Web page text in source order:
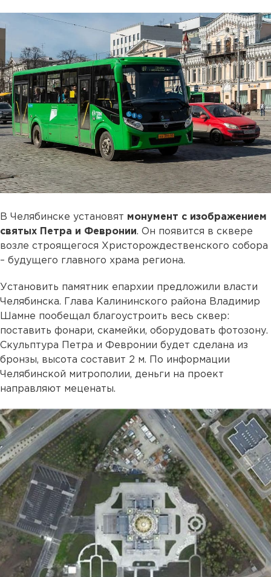
В Челябинске установят монумент с изображением
святых Петра и Февронии. Он появится в сквере
возле строящегося Христорождественского собора
– будущего главного храма региона.
Установить памятник епархии предложили власти
Челябинска. Глава Калининского района Владимир
Шамне пообещал благоустроить весь сквер:
поставить фонари, скамейки, оборудовать фотозону.
Скульптура Петра и Февронии будет сделана из
бронзы, высота составит 2 м. По информации
Челябинской митрополии, деньги на проект
направляют меценаты.